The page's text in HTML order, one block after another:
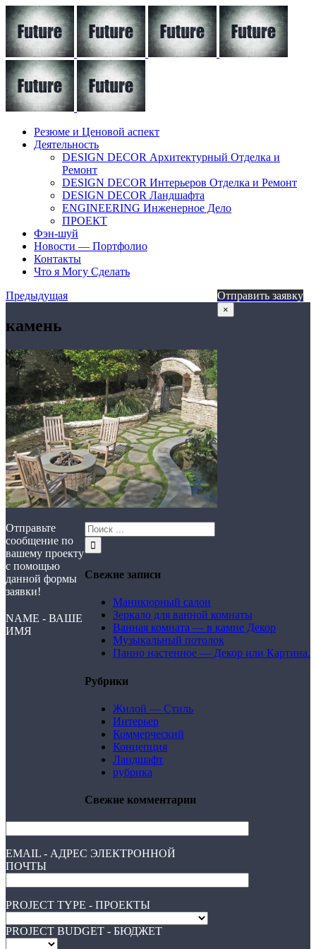
Резюме и Ценовой аспект
Деятельность
DESIGN DECOR Архитектурный Отделка и
Ремонт
DESIGN DECOR Интерьеров Отделка и Ремонт
DESIGN DECOR Ландшафта
ENGINEERING Инженерное Дело
ПРОЕКТ
Фэн-шуй
Новости — Портфолио
Контакты
Что я Могу Сделать
Предыдущая
камень
Свежие записи
Маникюрный салон
Зеркало для ванной комнаты
Ванная комната — в камне Декор
Музыкальный потолок
Панно настенное — Декор или Картина.
Рубрики
Жилой — Стиль
Интерьер
Коммерческий
Концепция
Ландшафт
рубрика
Свежие комментарии
Отправить заявку
×
Отправьте
сообщение по
вашему проекту
с помощью
данной формы
заявки!
NAME - ВАШЕ
ИМЯ
EMAIL - АДРЕС ЭЛЕКТРОННОЙ
ПОЧТЫ
PROJECT TYPE - ПРОЕКТЫ
PROJECT BUDGET - БЮДЖЕТ